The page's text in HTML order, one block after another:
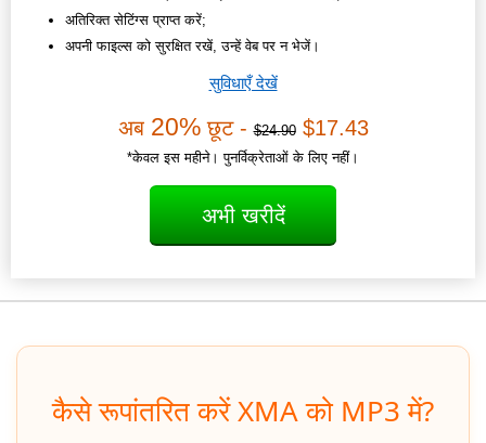
अतिरिक्त सेटिंग्स प्राप्त करें;
अपनी फाइल्स को सुरक्षित रखें, उन्हें वेब पर न भेजें।
सुविधाएँ देखें
अब 20%छूट -$24.90$17.43
*केवल इस महीने। पुनर्विक्रेताओं के लिए नहीं।
अभी खरीदें
कैसे रूपांतरित करें XMA को MP3 में?